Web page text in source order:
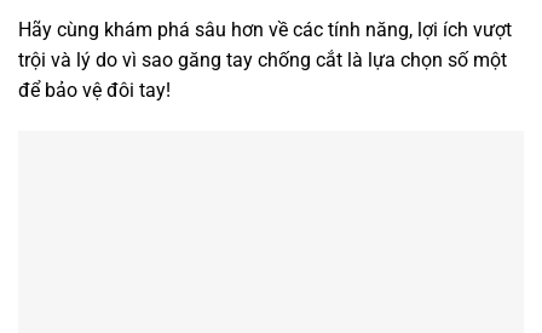
Hãy cùng khám phá sâu hơn về các tính năng, lợi ích vượt
trội và lý do vì sao găng tay chống cắt là lựa chọn số một
để bảo vệ đôi tay!